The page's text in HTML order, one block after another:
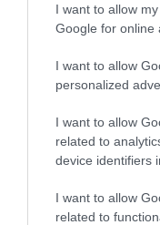
I want to allow
Google for online
I want to allow
personalized
I want to allow
related to
device identifiers
I want to allow
related to
τιμή του
4,51%, στα
έφθασε ως το
πετρελαίου
πλήγμα από την
Φεβρουαρίου,
Ορμούζ να